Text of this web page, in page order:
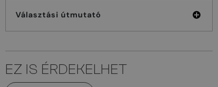
Választási útmutató
EZ IS ÉRDEKELHET